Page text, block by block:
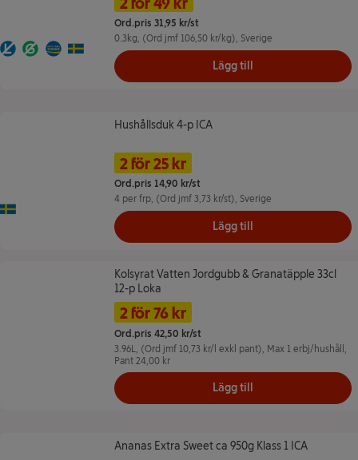
Laktosfritt
Glutenfritt
Kött från Sverige
Ursprungsland Sverige
Ord.pris 31,95 kr/st
0.3kg, (Ord jmf 106,50 kr/kg), Sverige
Lägg till
Ursprungsland Sverige
Hushållsduk 4-p ICA
Pris
2 för 25 kr
Ord.pris 14,90 kr/st
4 per frp, (Ord jmf 3,73 kr/st), Sverige
Lägg till
Kolsyrat Vatten Jordgubb & Granatäpple 33cl 12-p Loka
Kolsyrat Vatten Jordgubb & Granatäpple 33cl
12-p Loka
Pris
2 för 76 kr
Ord.pris 42,50 kr/st
3.96L , (Ord jmf 10,73 kr/l exkl pant) , Max 1 erbj/hushåll
Pant 24,00 kr
Lägg till
Ananas Extra Sweet ca 950g Klass 1 ICAAnanas Extra Sweet ca 950g Klass 1 ICA